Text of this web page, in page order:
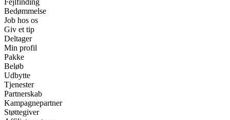
Fejlfinding
Bedømmelse
Job hos os
Giv et tip
Deltager
Min profil
Pakke
Beløb
Udbytte
Tjenester
Partnerskab
Kampagnepartner
Støttegiver